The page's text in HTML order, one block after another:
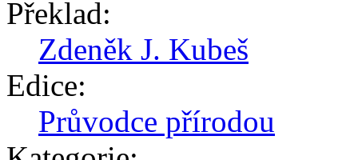
Překlad:
Zdeněk J. Kubeš
Edice:
Průvodce přírodou